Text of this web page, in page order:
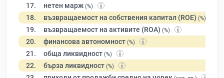
17. нетен марж (%)
18. възвращаемост на собствения капитал (ROE) (%)
19. възвращаемост на активите (ROA) (%)
20. финансова автономност (%)
21. обща ликвидност (%)
22. бърза ликвидност (%)